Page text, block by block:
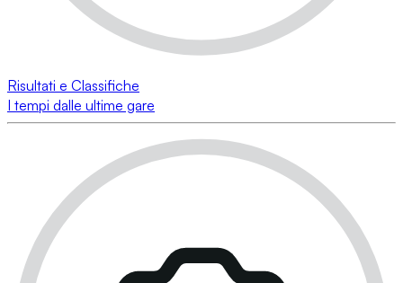
Risultati e Classifiche
I tempi dalle ultime gare